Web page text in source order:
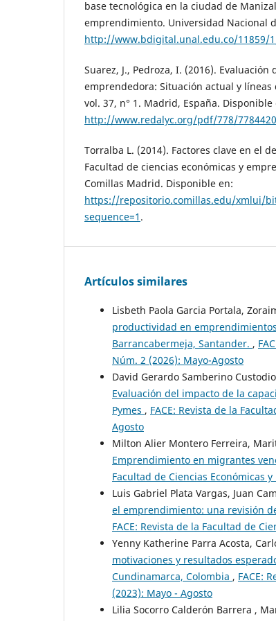
base tecnológica en la ciudad de
emprendimiento. Universidad Nacional
http://www.bdigital.unal.edu.co/11859/
Suarez, J., Pedroza, I. (2016).
emprendedora: Situación actual y
vol. 37, n° 1. Madrid, España. Disponible
http://www.redalyc.org/pdf/778/
Torralba L. (2014). Factores clave en el
Facultad de ciencias económicas y
Comillas Madrid. Disponible en:
https://repositorio.comillas.edu/xmlui/
sequence=1 .
Artículos similares
Lisbeth Paola Garcia Portala,
productividad en
Barrancabermeja, Santander. ,
Núm. 2 (2026): Mayo-Agosto
David Gerardo Samberino
Evaluación del impacto de la
Pymes , FACE: Revista de la
Agosto
Milton Alier Montero Ferreira,
Emprendimiento en migrantes
Facultad de Ciencias Económicas
Luis Gabriel Plata Vargas, Juan
el emprendimiento: una revisión
FACE: Revista de la Facultad de
Yenny Katherine Parra Acosta,
motivaciones y resultados
Cundinamarca, Colombia , FACE:
(2023): Mayo - Agosto
Lilia Socorro Calderón Barrera ,